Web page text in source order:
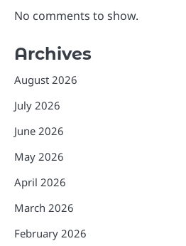
No comments to show.
Archives
August 2026
July 2026
June 2026
May 2026
April 2026
March 2026
February 2026